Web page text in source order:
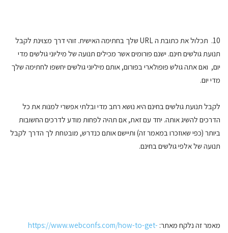
10. תכלול את כתובת ה URL שלך בחתימה האישית. זוהי דרך מצוינת לקבל
תנועת גולשים חינם. ישנם פורומים אשר מכילים תנועה של מיליוני גולשים מדי
יום, ואם אתה גולש פופולארי בפורום, אותם מיליוני גולשים יחשפו לחתימה שלך
מדי יום.
לקבל תנועת גולשים בחינם היא נושא רחב מדי ובלתי אפשרי למנות את כל
הדרכים להשיג אותה. יחד עם זאת, אם תהיה לפחות מודע לדרכים החשובות
ביותר (כפי שאוזכרו במאמר זה) ותיישם אותם כנדרש, מובטחת לך הדרך לקבל
תנועה של אלפי גולשים בחינם.
מאמר זה נלקח מאתר: https://www.webconfs.com/how-to-get-